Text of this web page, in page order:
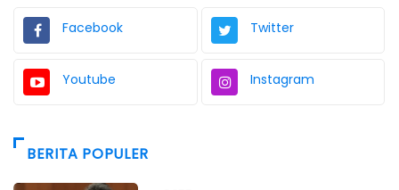
Facebook Twitter
Youtube Instagram
BERITA POPULER